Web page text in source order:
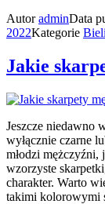
AutoradminData
2022Kategorie
Jakie
Jeszcze niedawno
wyłącznie czarne
młodzi
wzorzyste
charakter. Warto
takimi kolorowymi